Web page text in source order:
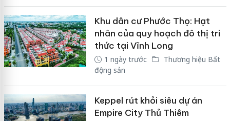
Khu dân cư Phước Thọ: Hạt
nhân của quy hoạch đô thị tri
thức tại Vĩnh Long
1 ngày trước
Thương hiệu Bất
động sản
Keppel rút khỏi siêu dự án
Empire City Thủ Thiêm